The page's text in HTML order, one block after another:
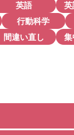
英語
英
行動科学
間違い直し
集